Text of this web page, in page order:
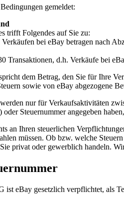
gemeldet:
trifft Folgendes auf Sie zu:
bei eBay betragen nach
Transaktionen, d.h. Verkäufe bei
dem Betrag, den Sie für Ihre
sowie von eBay abgezogene
nur für Verkaufsaktivitäten
Steuernummer angegeben
an Ihren steuerlichen
müssen. Ob bzw. welche
privat oder gewerblich handeln.
ist eBay gesetzlich verpflichtet, als